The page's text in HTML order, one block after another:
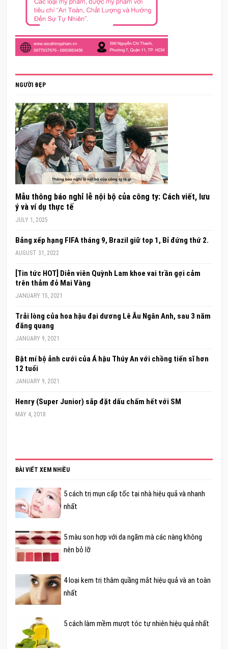
NGƯỜI ĐẸP
Mẫu thông báo nghỉ lễ nội bộ của công ty: Cách viết, lưu
ý và ví dụ thực tế
JULY 1, 2025
Bảng xếp hạng FIFA tháng 9, Brazil giữ top 1, Bỉ đứng thứ 2.
AUGUST 31, 2022
[Tin tức HOT] Diễn viên Quỳnh Lam khoe vai trần gợi cảm
trên thảm đỏ Mai Vàng
JANUARY 15, 2021
Trải lòng của hoa hậu đại dương Lê Âu Ngân Anh, sau 3 năm
đăng quang
JANUARY 9, 2021
Bật mí bộ ảnh cưới của Á hậu Thúy An với chồng tiến sĩ hơn
12 tuổi
JANUARY 9, 2021
Henry (Super Junior) sắp đặt dấu chấm hết với SM
MAY 4, 2018
BÀI VIẾT XEM NHIỀU
5 cách trị mụn cấp tốc tại nhà hiệu quả và nhanh
nhất
5 màu son hợp với da ngăm mà các nàng không
nên bỏ lỡ
4 loại kem trị thâm quầng mắt hiệu quả và an toàn
nhất
5 cách làm mềm mượt tóc tự nhiên hiệu quả nhất